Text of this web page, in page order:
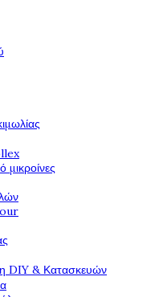
DIY & Κατασκευών